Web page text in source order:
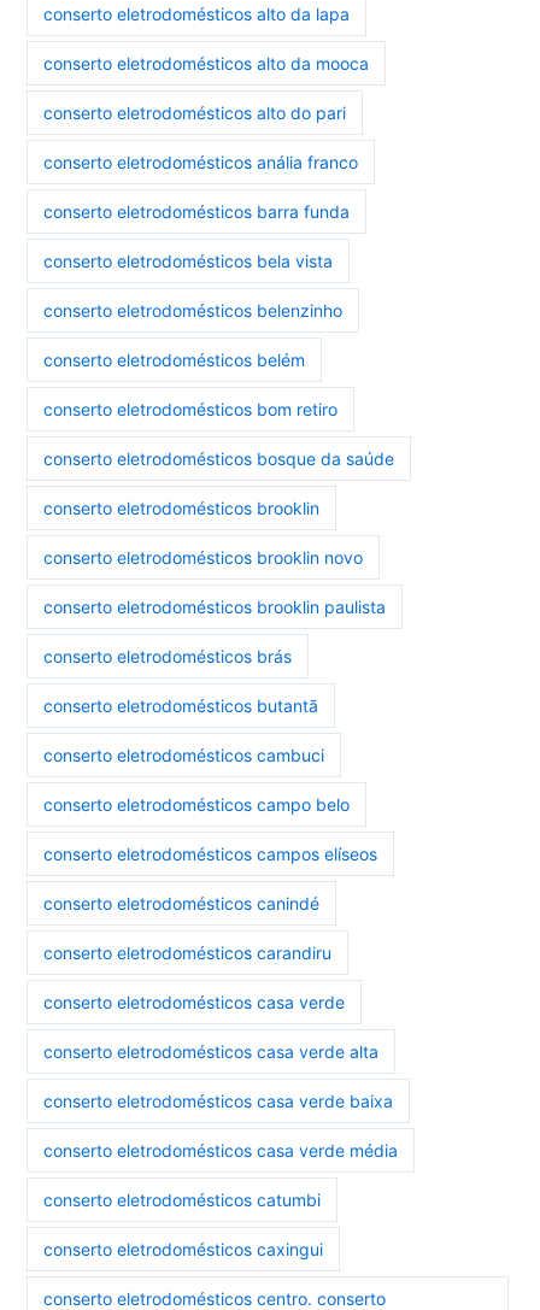
conserto eletrodomésticos alto da lapa
conserto eletrodomésticos alto da mooca
conserto eletrodomésticos alto do pari
conserto eletrodomésticos anália franco
conserto eletrodomésticos barra funda
conserto eletrodomésticos bela vista
conserto eletrodomésticos belenzinho
conserto eletrodomésticos belém
conserto eletrodomésticos bom retiro
conserto eletrodomésticos bosque da saúde
conserto eletrodomésticos brooklin
conserto eletrodomésticos brooklin novo
conserto eletrodomésticos brooklin paulista
conserto eletrodomésticos brás
conserto eletrodomésticos butantã
conserto eletrodomésticos cambuci
conserto eletrodomésticos campo belo
conserto eletrodomésticos campos elíseos
conserto eletrodomésticos canindé
conserto eletrodomésticos carandiru
conserto eletrodomésticos casa verde
conserto eletrodomésticos casa verde alta
conserto eletrodomésticos casa verde baixa
conserto eletrodomésticos casa verde média
conserto eletrodomésticos catumbi
conserto eletrodomésticos caxingui
conserto eletrodomésticos centro. conserto